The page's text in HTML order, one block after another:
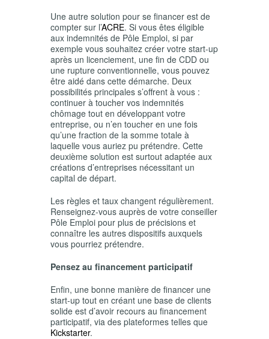
Une autre solution pour se financer est de
compter sur l’ACRE. Si vous êtes éligible
aux indemnités de Pôle Emploi, si par
exemple vous souhaitez créer votre start-up
après un licenciement, une fin de CDD ou
une rupture conventionnelle, vous pouvez
être aidé dans cette démarche. Deux
possibilités principales s’offrent à vous :
continuer à toucher vos indemnités
chômage tout en développant votre
entreprise, ou n’en toucher en une fois
qu’une fraction de la somme totale à
laquelle vous auriez pu prétendre. Cette
deuxième solution est surtout adaptée aux
créations d’entreprises nécessitant un
capital de départ.
Les règles et taux changent régulièrement.
Renseignez-vous auprès de votre conseiller
Pôle Emploi pour plus de précisions et
connaître les autres dispositifs auxquels
vous pourriez prétendre.
Pensez au financement participatif
Enfin, une bonne manière de financer une
start-up tout en créant une base de clients
solide est d’avoir recours au financement
participatif, via des plateformes telles que
Kickstarter.